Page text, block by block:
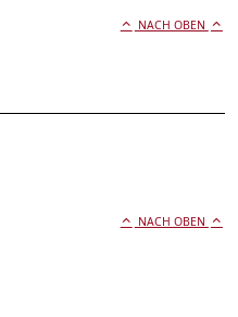
NACH OBEN
NACH OBEN